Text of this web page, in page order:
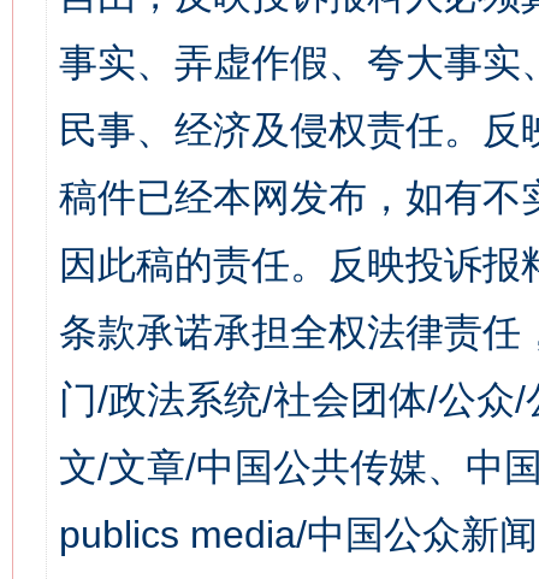
事实、弄虚作假、夸大事
民事、经济及侵权责任。
稿件已经本网发布，如有
因此稿的责任。反映投诉
条款承诺承担全权法律责
门/政法系统/社会团体/公众
文/文章/中国公共传媒、中
publics media/中国公众新